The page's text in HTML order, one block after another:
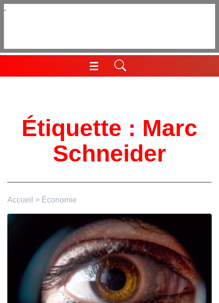
Aller
☰
Menu
Étiquette : Marc
Schneider
Accueil > Économie